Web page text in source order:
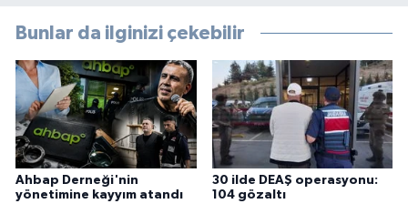
Bunlar da ilginizi çekebilir
Ahbap Derneği'nin
yönetimine kayyım atandı
30 ilde DEAŞ operasyonu:
104 gözaltı